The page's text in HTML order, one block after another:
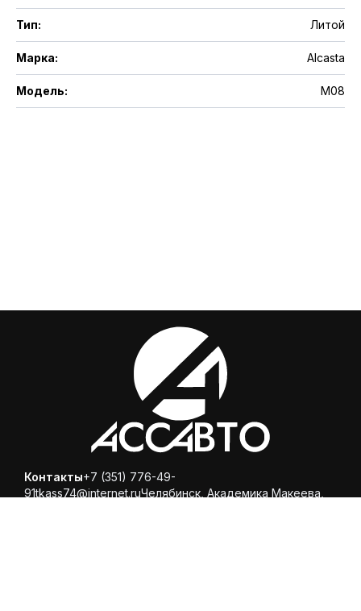
Тип: Литой
Марка: Alcasta
Модель: M08
Контакты+7 (351) 776-49-
91tkass74@internet.ruЧелябинск, ​Академика Макеева,